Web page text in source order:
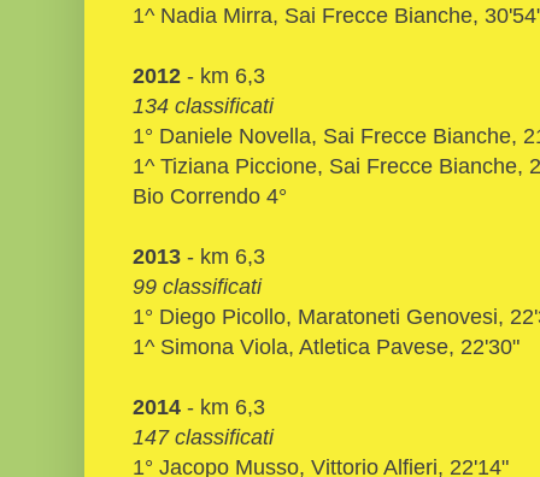
1^ Nadia Mirra, Sai Frecce Bianche,
2012 - km 6,3
134 classificati
1° Daniele Novella, Sai Frecce Bianche,
1^ Tiziana Piccione, Sai Frecce Bianche,
Bio Correndo 4°
2013 - km 6,3
99 classificati
1° Diego Picollo, Maratoneti Genovesi,
1^ Simona Viola, Atletica Pavese, 22'30"
2014 - km 6,3
147 classificati
1° Jacopo Musso, Vittorio Alfieri, 22'14"